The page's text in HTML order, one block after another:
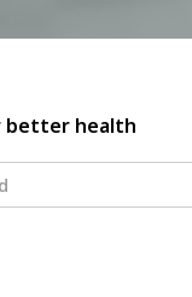
better health